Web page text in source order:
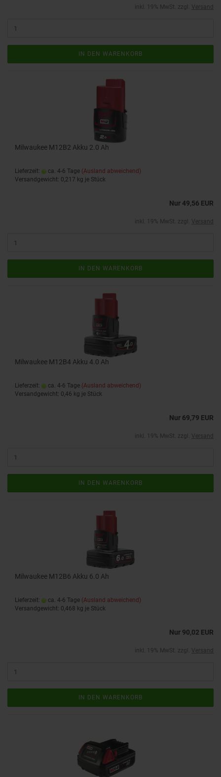
inkl. 19% MwSt. zzgl. Versand
IN DEN WARENKORB
Milwaukee M12B2 Akku 2.0 Ah
Lieferzeit: ca. 4-6 Tage (Ausland abweichend)
Versandgewicht: 0,217 kg je Stück
Nur 49,56 EUR
inkl. 19% MwSt. zzgl. Versand
IN DEN WARENKORB
Milwaukee M12B4 Akku 4.0 Ah
Lieferzeit: ca. 4-6 Tage (Ausland abweichend)
Versandgewicht: 0,46 kg je Stück
Nur 69,79 EUR
inkl. 19% MwSt. zzgl. Versand
IN DEN WARENKORB
Milwaukee M12B6 Akku 6.0 Ah
Lieferzeit: ca. 4-6 Tage (Ausland abweichend)
Versandgewicht: 0,468 kg je Stück
Nur 90,02 EUR
inkl. 19% MwSt. zzgl. Versand
IN DEN WARENKORB